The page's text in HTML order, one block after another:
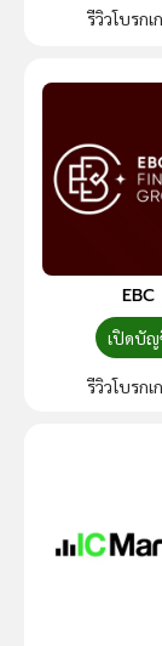
รีวิวโบรกเ
EBC
เปิดบั
รีวิวโบรกเ